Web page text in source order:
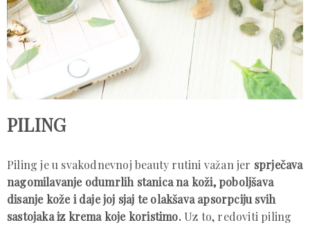
PILING
Piling je u svakodnevnoj beauty rutini važan jer sprječava
nagomilavanje odumrlih stanica na koži, poboljšava
disanje kože i daje joj sjaj te olakšava apsorpciju svih
sastojaka iz krema koje koristimo.Uz to, redoviti piling